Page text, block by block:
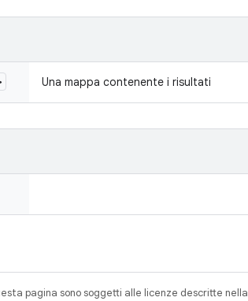
Una mappa contenente i risultati
pagina sono soggetti alle licenze descritte nella